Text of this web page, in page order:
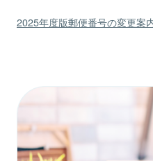
2025年度版郵便番号の変更案